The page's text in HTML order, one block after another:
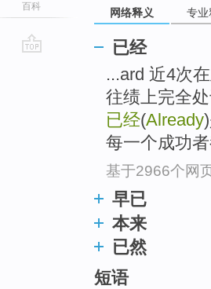
百科
网络释义 专业
已经
...ard 近4次
往绩上完全
已经(Already
每一个成功者
基于2966个网
早已
本来
已然
短语